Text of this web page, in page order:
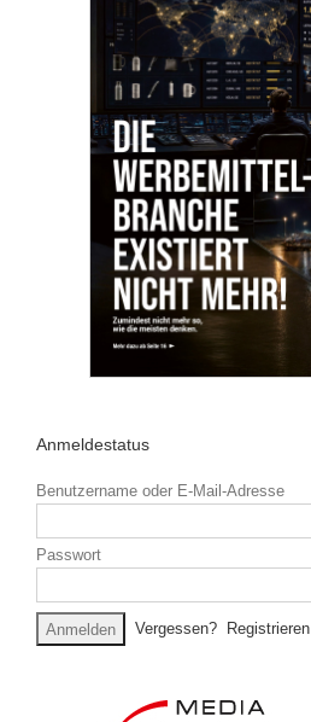
Anmeldestatus
Benutzername oder E-Mail-Adresse
Passwort
Vergessen? Registrieren